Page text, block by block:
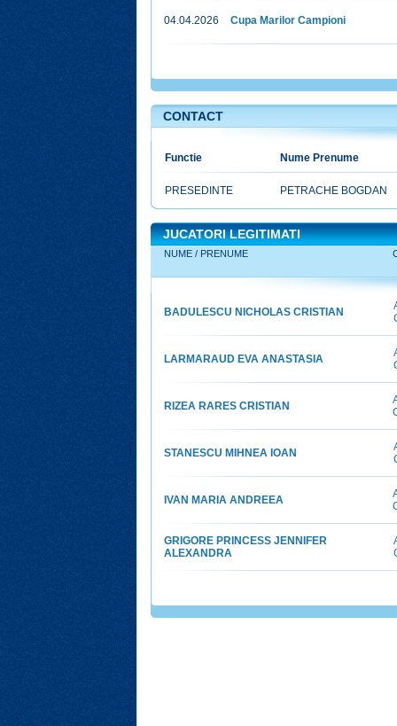
04.04.2026 Cupa Marilor Campioni
CONTACT
DIRECT
Functie Nume Prenume
PRESEDINTE PETRACHE BOGDAN
JUCATORI LEGITIMATI
NUME / PRENUME
BADULESCU NICHOLAS CRISTIAN
LARMARAUD EVA ANASTASIA
RIZEA RARES CRISTIAN
STANESCU MIHNEA IOAN
IVAN MARIA ANDREEA
GRIGORE PRINCESS JENNIFER
ALEXANDRA